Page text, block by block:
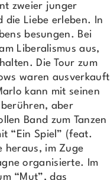
zweier junger
die Liebe erleben. In
besungen. Bei
Liberalismus aus,
Die Tour zum
waren ausverkauft
kann mit seinen
aber
Band zum Tanzen
“Ein Spiel” (feat.
heraus, im Zuge
organisierte. Im
“Mut”, das